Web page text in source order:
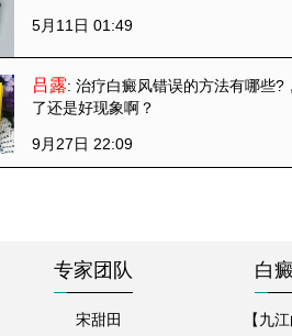
5月11日 01:49
吕露: 治疗白癜风错误的方法有哪些?
了还是好现象啊？
9月27日 22:09
专家团队
宋甜田
白
【九